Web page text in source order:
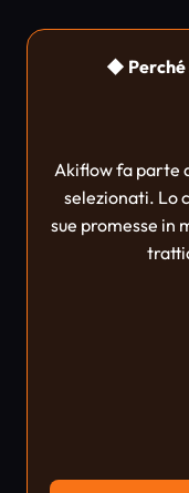
◆ Perché
Akiflow fa parte
selezionati. Lo
sue promesse in